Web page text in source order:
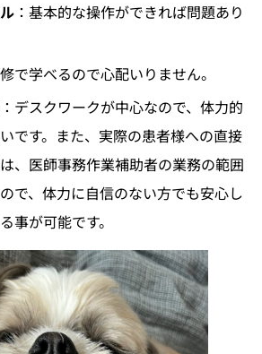
：基本的な操作ができれば問題あり
で学べるので心配いりません。
：デスクワークが中心なので、体力的
です。また、実際の患者様への直接
、医師事務作業補助者の業務の範囲
で、体力に自信のない方でも安心し
事が可能です。